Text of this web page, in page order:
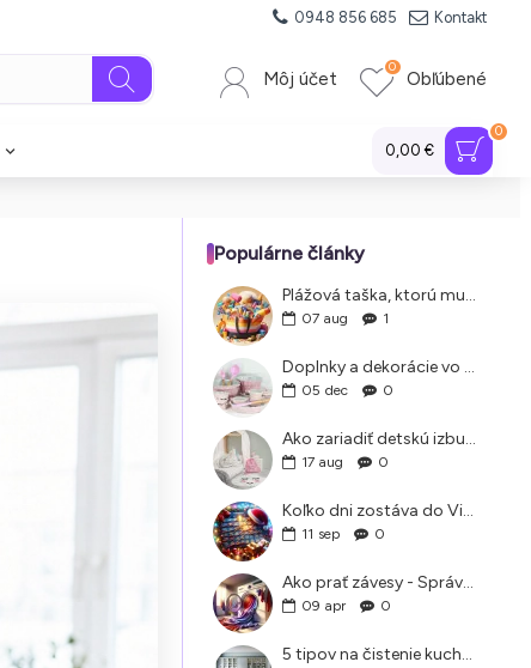
0948 856 685 Kontakt
Môj účet Obľúbené
0
0,00 €
0
Populárne články
Plážová taška, ktorú musíte mať. Príručka pre rodiny s deťmi
07 aug 1
Doplnky a dekorácie vo Vintage štýle
05 dec 0
Ako zariadiť detskú izbu, ktorá je nadčasová a rastie s vaším dieťaťom
17 aug 0
Koľko dni zostáva do Vianoc
11 sep 0
Ako prať závesy - Správne pranie a údržba záclon doma
09 apr 0
5 tipov na čistenie kuchyne, ktoré vám pomôžu